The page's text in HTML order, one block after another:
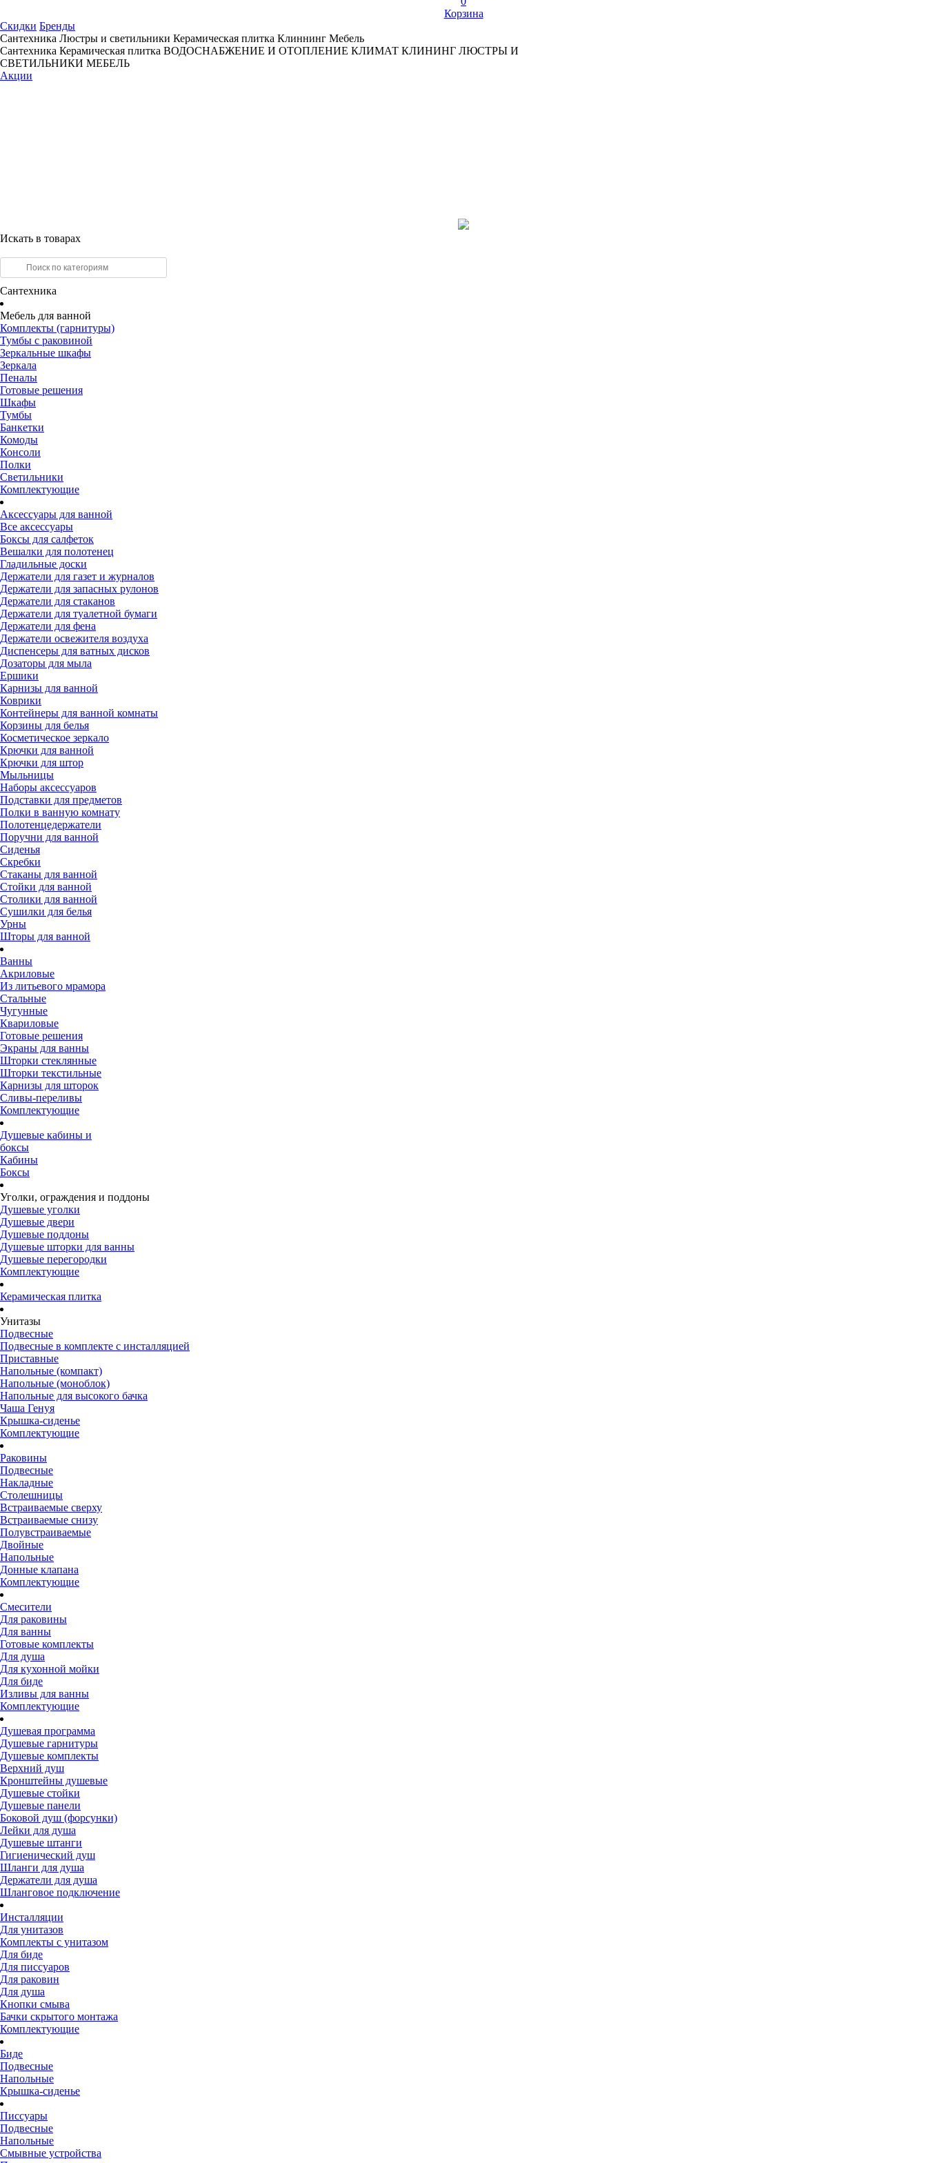
Корзина
Скидки Бренды
Сантехника Люстры и светильники Керамическая плитка Клиннинг Мебель
Сантехника Керамическая плитка ВОДОСНАБЖЕНИЕ И ОТОПЛЕНИЕ КЛИМАТ КЛИНИНГ ЛЮСТРЫ И
СВЕТИЛЬНИКИ МЕБЕЛЬ
Акции
Искать в товарах
Сантехника
Мебель для ванной
Комплекты (гарнитуры)
Тумбы с раковиной
Зеркальные шкафы
Зеркала
Пеналы
Готовые решения
Шкафы
Тумбы
Банкетки
Комоды
Консоли
Полки
Светильники
Комплектующие
Аксессуары для ванной
Все аксессуары
Боксы для салфеток
Вешалки для полотенец
Гладильные доски
Держатели для газет и журналов
Держатели для запасных рулонов
Держатели для стаканов
Держатели для туалетной бумаги
Держатели для фена
Держатели освежителя воздуха
Диспенсеры для ватных дисков
Дозаторы для мыла
Ершики
Карнизы для ванной
Коврики
Контейнеры для ванной комнаты
Корзины для белья
Косметическое зеркало
Крючки для ванной
Крючки для штор
Мыльницы
Наборы аксессуаров
Подставки для предметов
Полки в ванную комнату
Полотенцедержатели
Поручни для ванной
Сиденья
Скребки
Стаканы для ванной
Стойки для ванной
Столики для ванной
Сушилки для белья
Урны
Шторы для ванной
Ванны
Акриловые
Из литьевого мрамора
Стальные
Чугунные
Квариловые
Готовые решения
Экраны для ванны
Шторки стеклянные
Шторки текстильные
Карнизы для шторок
Сливы-переливы
Комплектующие
Душевые кабины и
боксы
Кабины
Боксы
Уголки, ограждения и поддоны
Душевые уголки
Душевые двери
Душевые поддоны
Душевые шторки для ванны
Душевые перегородки
Комплектующие
Керамическая плитка
Унитазы
Подвесные
Подвесные в комплекте с инсталляцией
Приставные
Напольные (компакт)
Напольные (моноблок)
Напольные для высокого бачка
Чаша Генуя
Крышка-сиденье
Комплектующие
Раковины
Подвесные
Накладные
Столешницы
Встраиваемые сверху
Встраиваемые снизу
Полувстраиваемые
Двойные
Напольные
Донные клапана
Комплектующие
Смесители
Для раковины
Для ванны
Готовые комплекты
Для душа
Для кухонной мойки
Для биде
Изливы для ванны
Комплектующие
Душевая программа
Душевые гарнитуры
Душевые комплекты
Верхний душ
Кронштейны душевые
Душевые стойки
Душевые панели
Боковой душ (форсунки)
Лейки для душа
Душевые штанги
Гигиенический душ
Шланги для душа
Держатели для душа
Шланговое подключение
Инсталляции
Для унитазов
Комплекты с унитазом
Для биде
Для писсуаров
Для раковин
Для душа
Кнопки смыва
Бачки скрытого монтажа
Комплектующие
Биде
Подвесные
Напольные
Крышка-сиденье
Писсуары
Подвесные
Напольные
Смывные устройства